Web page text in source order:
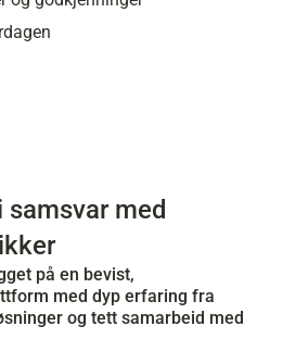
samsvar med
på en bevist,
med dyp erfaring fra
og tett samarbeid med